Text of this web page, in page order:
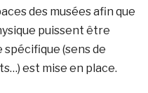
des musées afin que
puissent être
(sens de
est mise en place.